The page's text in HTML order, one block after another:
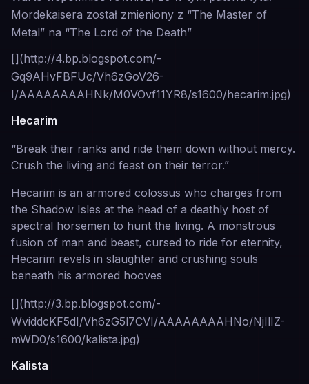
Mordekaisera został zmieniony z “The Master of
Metal” na “The Lord of the Death”
[](http://4.bp.blogspot.com/-
Gq9AHvFBFUc/Vh6zGoV26-
I/AAAAAAAAHNk/M0VOvf11YR8/s1600/hecarim.jpg)
Hecarim
“Break their ranks and ride them down without mercy.
Crush the living and feast on their terror.”
Hecarim is an armored colossus who charges from
the Shadow Isles at the head of a deathly host of
spectral horsemen to hunt the living. A monstrous
fusion of man and beast, cursed to ride for eternity,
Hecarim revels in slaughter and crushing souls
beneath his armored hooves
[](http://3.bp.blogspot.com/-
WviddcKF5dI/Vh6zG5l7CVI/AAAAAAAAHNo/NjIlIZ-
mWD0/s1600/kalista.jpg)
Kalista